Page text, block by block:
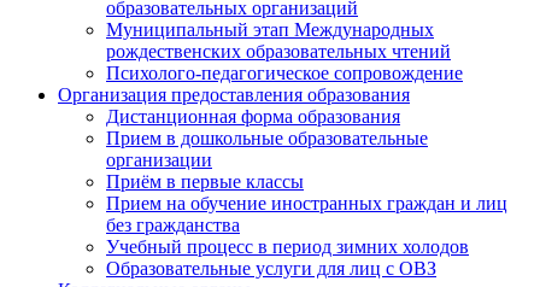
образовательных организаций
Муниципальный этап Международных
рождественских образовательных чтений
Психолого-педагогическое сопровождение
Организация предоставления образования
Дистанционная форма образования
Прием в дошкольные образовательные
организации
Приём в первые классы
Прием на обучение иностранных граждан и лиц
без гражданства
Учебный процесс в период зимних холодов
Образовательные услуги для лиц с ОВЗ